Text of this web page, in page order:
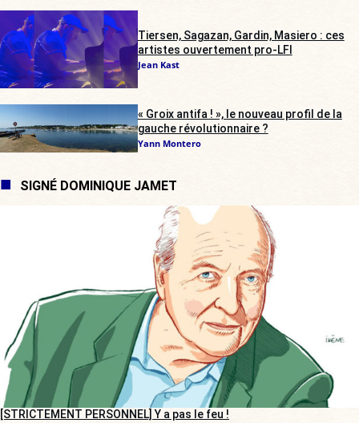
Tiersen, Sagazan, Gardin, Masiero : ces
artistes ouvertement pro-LFI
Jean Kast
« Groix antifa ! », le nouveau profil de la
gauche révolutionnaire ?
Yann Montero
SIGNÉ DOMINIQUE JAMET
[STRICTEMENT PERSONNEL] Y a pas le feu !